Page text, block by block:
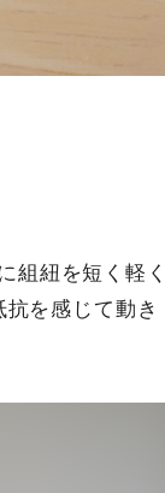
組紐を短く軽く
抗を感じて動き